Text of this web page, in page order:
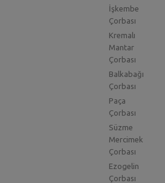
İşkembe
Çorbası
Kremalı
Mantar
Çorbası
Balkabağı
Çorbası
Paça
Çorbası
Süzme
Mercimek
Çorbası
Ezogelin
Çorbası